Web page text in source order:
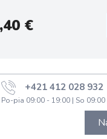
€
+421 412 028 932
Po-pia 09:00 - 19:00 | So